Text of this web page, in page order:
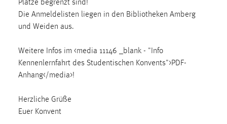
Plätze begrenzt sind!
Die Anmeldelisten liegen in den Bibliotheken Amberg
und Weiden aus.
Weitere Infos im <media 11146 _blank - "Info
Kennenlernfahrt des Studentischen Konvents">PDF-
Anhang</media>!
Herzliche Grüße
Euer Konvent
1 Jahr
Name:
Für performante Seitenauslieferung wird in diesem Cookie
gespeichert, ob man eingeloggt ist.